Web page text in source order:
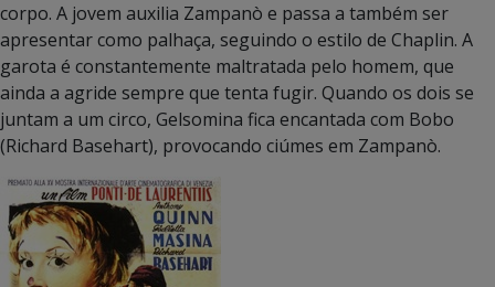
corpo. A jovem auxilia Zampanò e passa a também ser
apresentar como palhaça, seguindo o estilo de Chaplin. A
garota é constantemente maltratada pelo homem, que
ainda a agride sempre que tenta fugir. Quando os dois se
juntam a um circo, Gelsomina fica encantada com Bobo
(Richard Basehart), provocando ciúmes em Zampanò.